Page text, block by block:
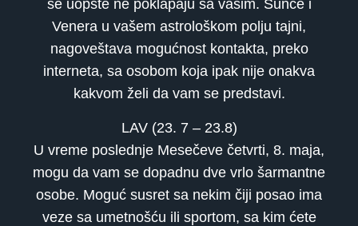
se uopšte ne poklapaju sa vašim. Sunce i
Venera u vašem astrološkom polju tajni,
nagoveštava mogućnost kontakta, preko
interneta, sa osobom koja ipak nije onakva
kakvom želi da vam se predstavi.
LAV (23. 7 – 23.8)
U vreme poslednje Mesečeve četvrti, 8. maja,
mogu da vam se dopadnu dve vrlo šarmantne
osobe. Moguć susret sa nekim čiji posao ima
veze sa umetnošću ili sportom, sa kim ćete